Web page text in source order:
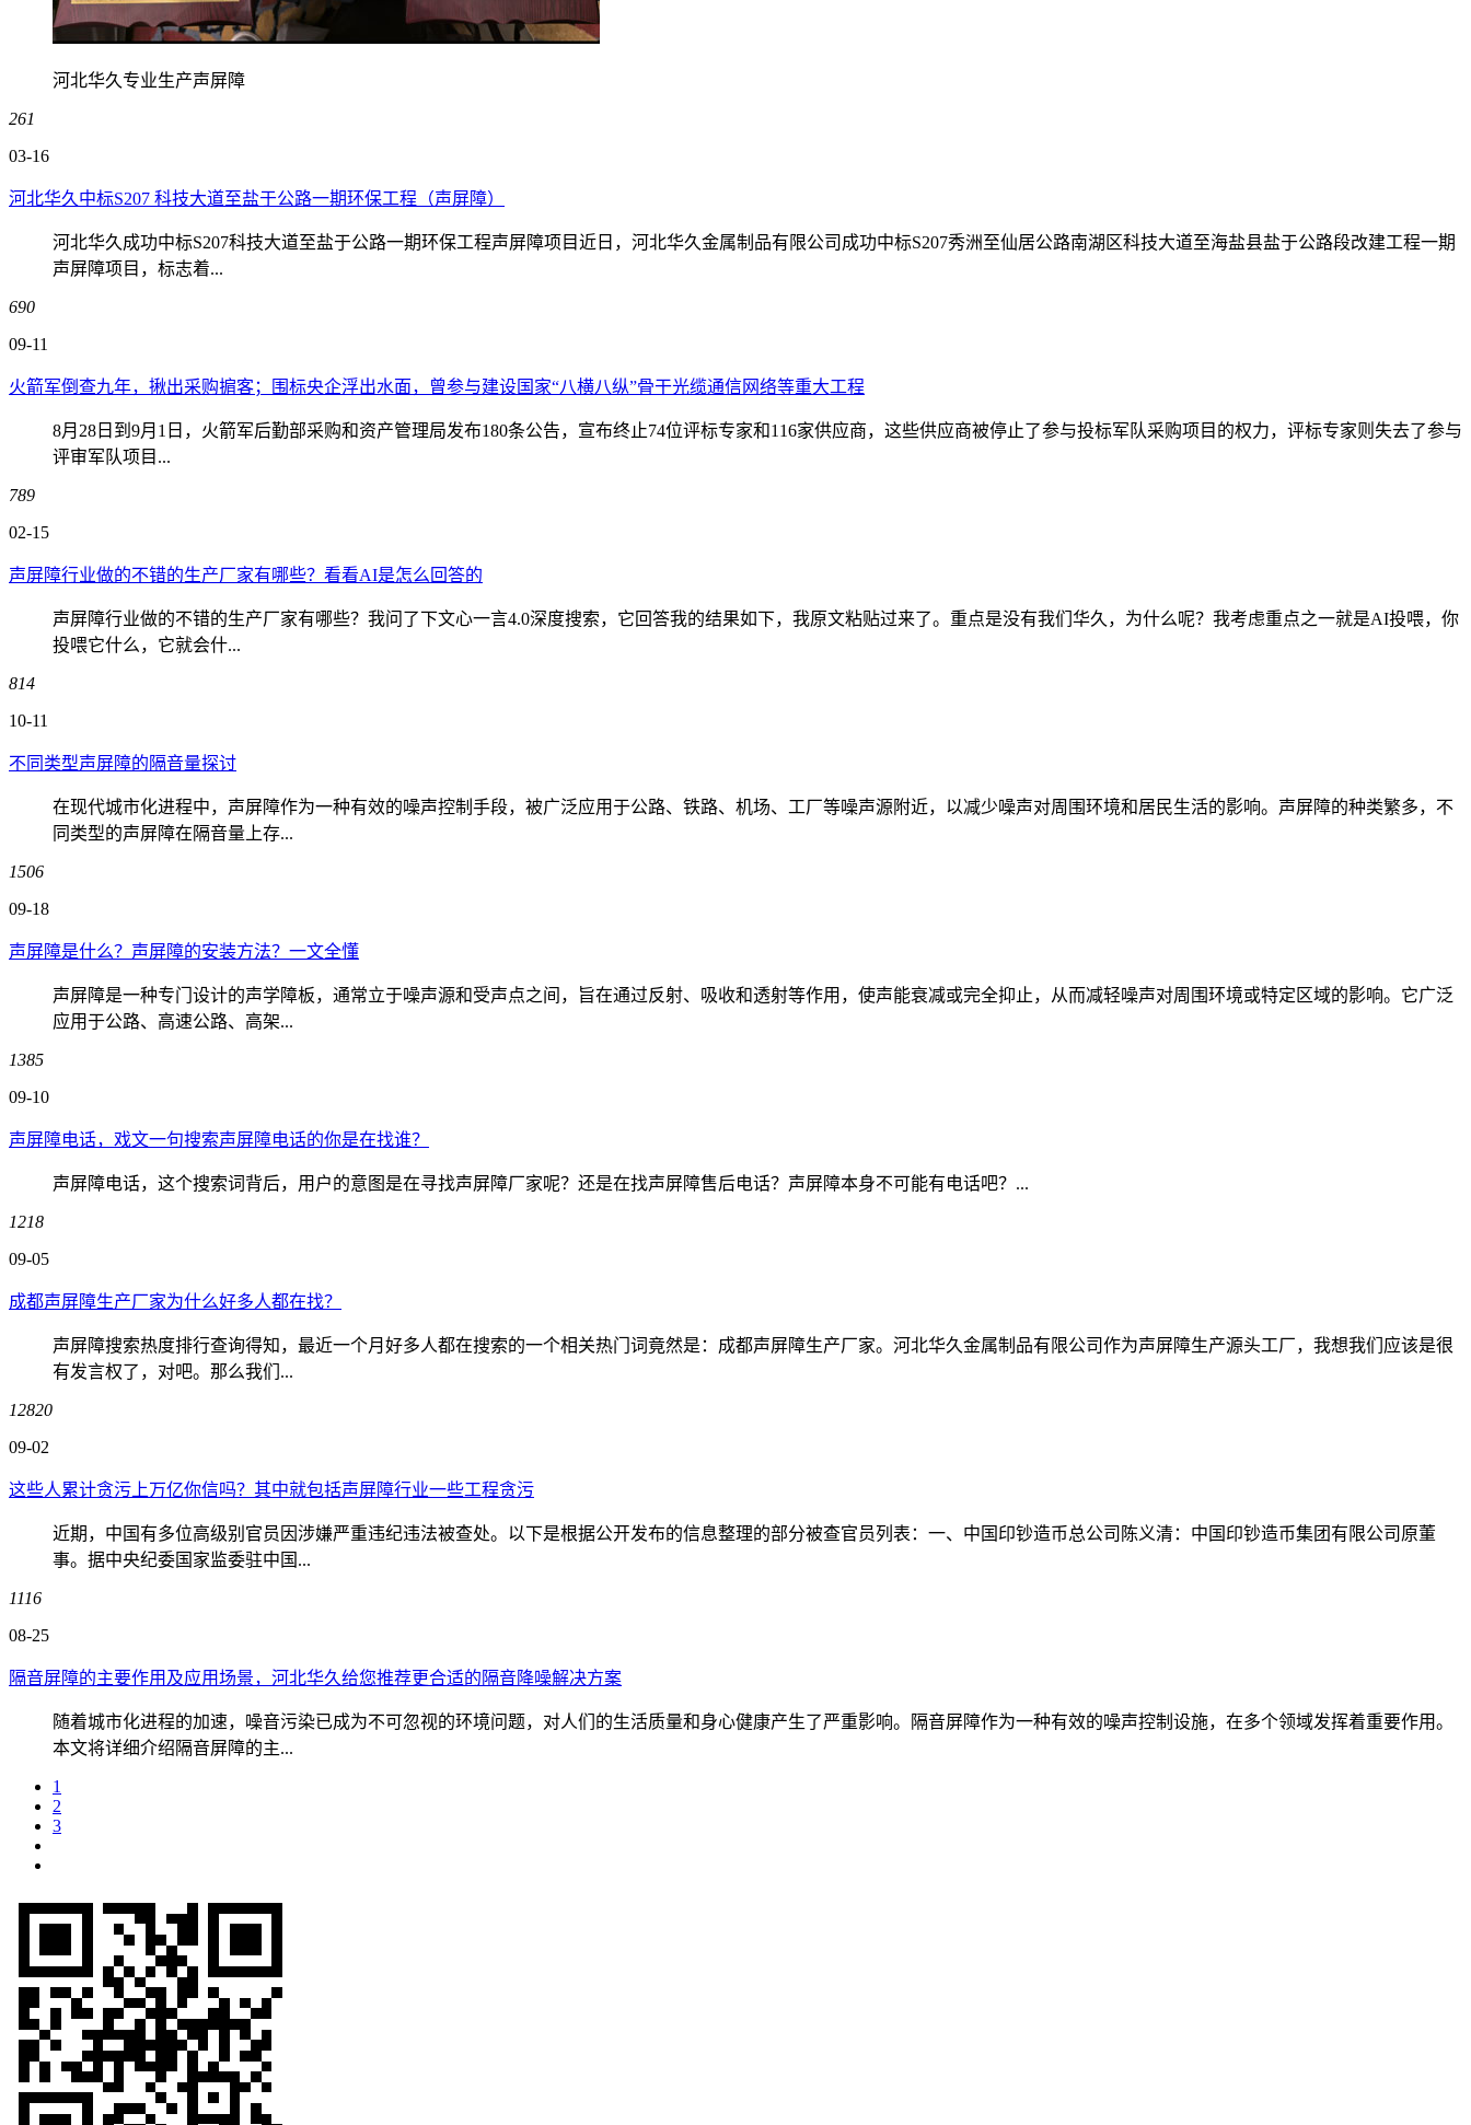
河北华久专业生产声屏障
261
03-16
河北华久中标S207 科技大道至盐于公路一期环保工程（声屏障）
河北华久成功中标S207科技大道至盐于公路一期环保工程声屏障项目近日，河北华久金属制品有限公司成功中标S207秀洲至仙居公路南湖区科技大道至海盐县盐于公路段改建工程一期
声屏障项目，标志着...
690
09-11
火箭军倒查九年，揪出采购掮客；围标央企浮出水面，曾参与建设国家“八横八纵”骨干光缆通信网络等重大工程
8月28日到9月1日，火箭军后勤部采购和资产管理局发布180条公告，宣布终止74位评标专家和116家供应商，这些供应商被停止了参与投标军队采购项目的权力，评标专家则失去了参与
评审军队项目...
789
02-15
声屏障行业做的不错的生产厂家有哪些？看看AI是怎么回答的
声屏障行业做的不错的生产厂家有哪些？我问了下文心一言4.0深度搜索，它回答我的结果如下，我原文粘贴过来了。重点是没有我们华久，为什么呢？我考虑重点之一就是AI投喂，你
投喂它什么，它就会什...
814
10-11
不同类型声屏障的隔音量探讨
在现代城市化进程中，声屏障作为一种有效的噪声控制手段，被广泛应用于公路、铁路、机场、工厂等噪声源附近，以减少噪声对周围环境和居民生活的影响。声屏障的种类繁多，不
同类型的声屏障在隔音量上存...
1506
09-18
声屏障是什么？声屏障的安装方法？一文全懂
声屏障是一种专门设计的声学障板，通常立于噪声源和受声点之间，旨在通过反射、吸收和透射等作用，使声能衰减或完全抑止，从而减轻噪声对周围环境或特定区域的影响。它广泛
应用于公路、高速公路、高架...
1385
09-10
声屏障电话，戏文一句搜索声屏障电话的你是在找谁？
声屏障电话，这个搜索词背后，用户的意图是在寻找声屏障厂家呢？还是在找声屏障售后电话？声屏障本身不可能有电话吧？...
1218
09-05
成都声屏障生产厂家为什么好多人都在找？
声屏障搜索热度排行查询得知，最近一个月好多人都在搜索的一个相关热门词竟然是：成都声屏障生产厂家。河北华久金属制品有限公司作为声屏障生产源头工厂，我想我们应该是很
有发言权了，对吧。那么我们...
12820
09-02
这些人累计贪污上万亿你信吗？其中就包括声屏障行业一些工程贪污
近期，中国有多位高级别官员因涉嫌严重违纪违法被查处。以下是根据公开发布的信息整理的部分被查官员列表：一、中国印钞造币总公司陈义清：中国印钞造币集团有限公司原董
事。据中央纪委国家监委驻中国...
1116
08-25
隔音屏障的主要作用及应用场景，河北华久给您推荐更合适的隔音降噪解决方案
随着城市化进程的加速，噪音污染已成为不可忽视的环境问题，对人们的生活质量和身心健康产生了严重影响。隔音屏障作为一种有效的噪声控制设施，在多个领域发挥着重要作用。
本文将详细介绍隔音屏障的主...
1
2
3